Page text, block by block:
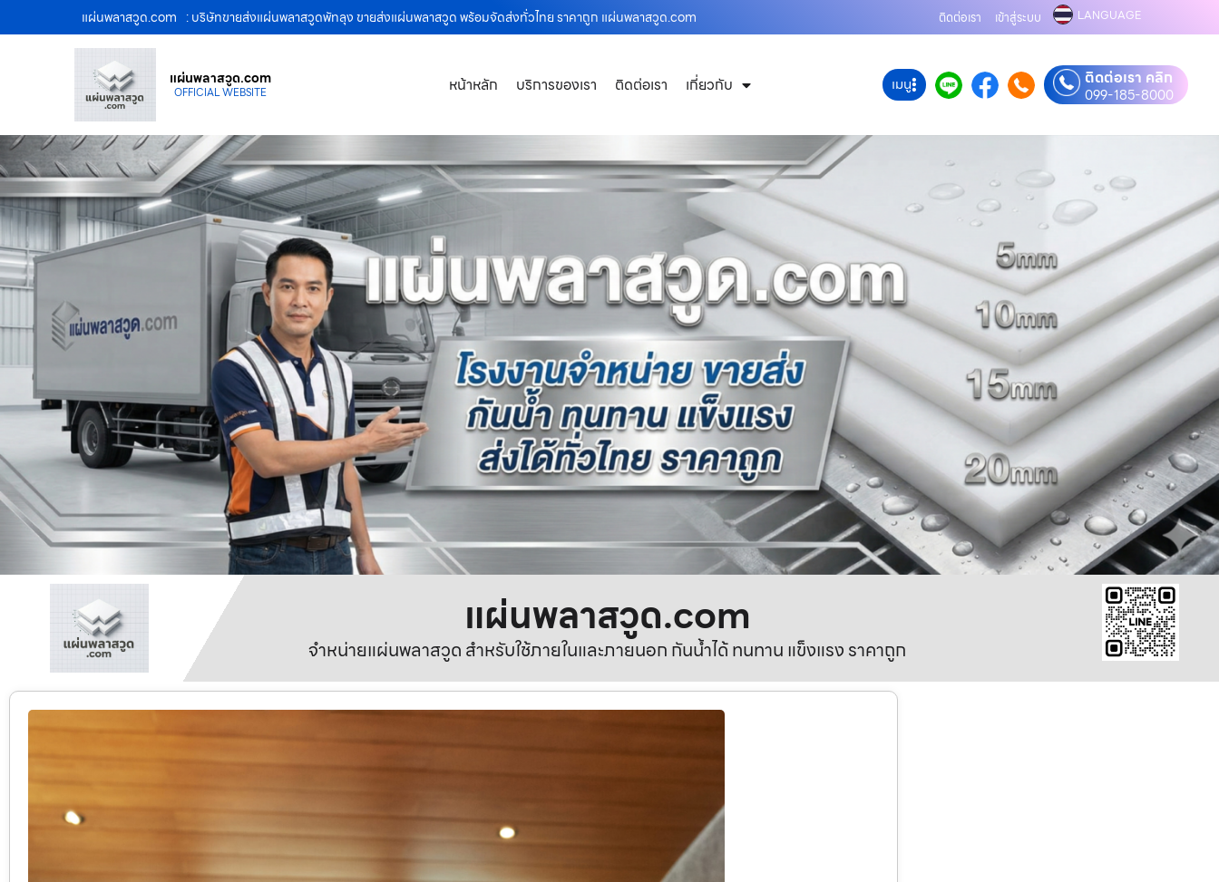
แผ่นพลาสวูด.com : บริษัทขายส่งแผ่นพลาสวูดพัทลุง ขายส่งแผ่นพลาสวูด พร้อมจัดส่งทั่วไทย ราคาถูก แผ่นพลาสวูด.com ติดต่อเรา เข้าสู่ระบบ LANGUAGE
แผ่นพลาสวูด.com
OFFICIAL WEBSITE หน้าหลัก บริการของเรา ติดต่อเรา เกี่ยวกับ เมนู ติดต่อเรา คลิก
099-185-8000
แผ่นพลาสวูด.com
จำหน่ายแผ่นพลาสวูด สำหรับใช้ภายในและภายนอก กันน้ำได้ ทนทาน แข็งแรง ราคาถูก